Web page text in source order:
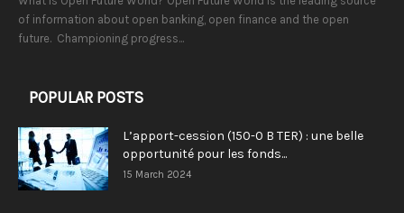
of information about open banking, open finance and the open
future. Championing progress...
POPULAR POSTS
L’apport-cession (150-0 B TER) : une belle
opportunité pour les fonds...
15 March 2024